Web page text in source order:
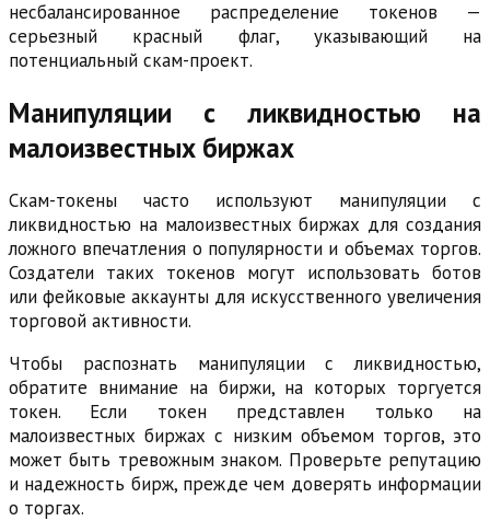
несбалансированное распределение токенов —
серьезный красный флаг, указывающий на
потенциальный скам-проект.
Манипуляции с ликвидностью на
малоизвестных биржах
Скам-токены часто используют манипуляции с
ликвидностью на малоизвестных биржах для создания
ложного впечатления о популярности и объемах торгов.
Создатели таких токенов могут использовать ботов
или фейковые аккаунты для искусственного увеличения
торговой активности.
Чтобы распознать манипуляции с ликвидностью,
обратите внимание на биржи, на которых торгуется
токен. Если токен представлен только на
малоизвестных биржах с низким объемом торгов, это
может быть тревожным знаком. Проверьте репутацию
и надежность бирж, прежде чем доверять информации
о торгах.